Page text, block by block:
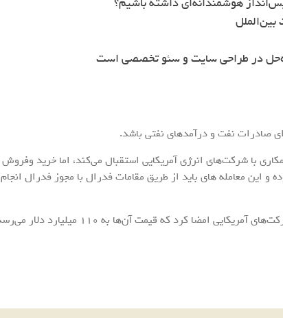
در طراحی سایت و سئو تخصصی است
صادرات نفت و درآمدهای نفتی باشد.
با شرکت‌های انرژی آمریکایی استقبال می‌کند، اما خرید وفروش
و این معامله های باید از طریق مقامات فدرال با مجوز فدرال انجام
امضا کرد که قیمت آن‌ها به 110 میلیارد دلار می‌رسد.